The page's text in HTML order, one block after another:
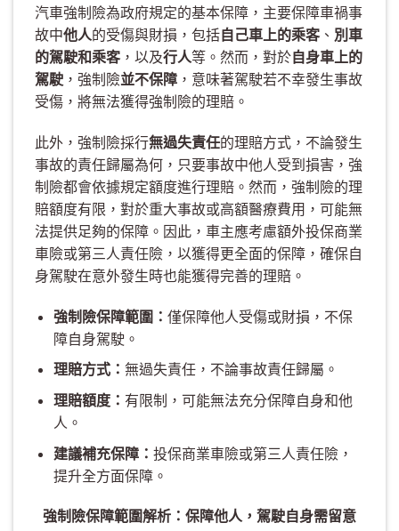
汽車強制險為政府規定的基本保障，主要保障車禍事
故中他人的受傷與財損，包括自己車上的乘客 、 別車
的駕駛和乘客 ，以及行人等。然而，對於自身車上的
駕駛 ，強制險並不保障 ，意味著駕駛若不幸發生事故
受傷，將無法獲得強制險的理賠。
此外，強制險採行無過失責任的理賠方式，不論發生
事故的責任歸屬為何，只要事故中他人受到損害，強
制險都會依據規定額度進行理賠。然而，強制險的理
賠額度有限，對於重大事故或高額醫療費用，可能無
法提供足夠的保障。因此，車主應考慮額外投保商業
車險或第三人責任險，以獲得更全面的保障，確保自
身駕駛在意外發生時也能獲得完善的理賠。
強制險保障範圍： 僅保障他人受傷或財損，不保
障自身駕駛。
理賠方式： 無過失責任，不論事故責任歸屬。
理賠額度： 有限制，可能無法充分保障自身和他
人。
建議補充保障： 投保商業車險或第三人責任險，
提升全方面保障。
強制險保障範圍解析：保障他人，駕駛自身需留意